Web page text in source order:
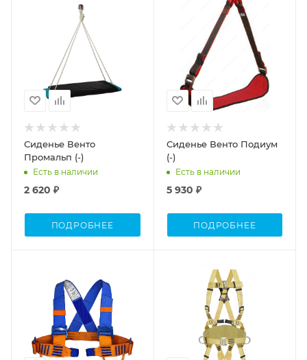
Сиденье Венто
Промальп (-)
Есть в наличии
2 620 ₽
ПОДРОБНЕЕ
Сиденье Венто Подиум
(-)
Есть в наличии
5 930 ₽
ПОДРОБНЕЕ
Процент Скидки